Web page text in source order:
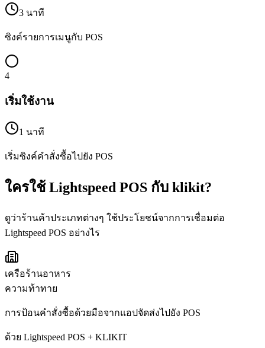
3 นาที
ซิงค์รายการเมนูกับ POS
4
เริ่มใช้งาน
1 นาที
เริ่มซิงค์คำสั่งซื้อไปยัง POS
ใครใช้ Lightspeed POS กับ klikit?
ดูว่าร้านค้าประเภทต่างๆ ใช้ประโยชน์จากการเชื่อมต่อ
Lightspeed POS อย่างไร
เครือร้านอาหาร
ความท้าทาย
การป้อนคำสั่งซื้อด้วยมือจากแอปจัดส่งไปยัง POS
ด้วย Lightspeed POS + KLIKIT